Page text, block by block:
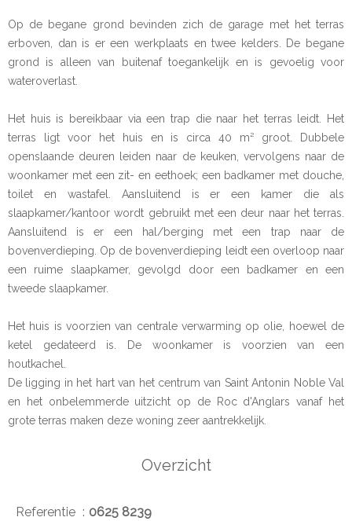
Op de begane grond bevinden zich de garage met het terras
erboven, dan is er een werkplaats en twee kelders. De begane
grond is alleen van buitenaf toegankelijk en is gevoelig voor
wateroverlast.
Het huis is bereikbaar via een trap die naar het terras leidt. Het
terras ligt voor het huis en is circa 40 m² groot. Dubbele
openslaande deuren leiden naar de keuken, vervolgens naar de
woonkamer met een zit- en eethoek; een badkamer met douche,
toilet en wastafel. Aansluitend is er een kamer die als
slaapkamer/kantoor wordt gebruikt met een deur naar het terras.
Aansluitend is er een hal/berging met een trap naar de
bovenverdieping. Op de bovenverdieping leidt een overloop naar
een ruime slaapkamer, gevolgd door een badkamer en een
tweede slaapkamer.
Het huis is voorzien van centrale verwarming op olie, hoewel de
ketel gedateerd is. De woonkamer is voorzien van een
houtkachel.
De ligging in het hart van het centrum van Saint Antonin Noble Val
en het onbelemmerde uitzicht op de Roc d'Anglars vanaf het
grote terras maken deze woning zeer aantrekkelijk.
Overzicht
Referentie 0625 8239